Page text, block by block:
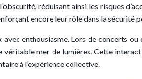
réduisant ainsi les risques
encore leur rôle dans la sécurité
enthousiasme. Lors de concerts
mer de lumières. Cette
à l’expérience collective.